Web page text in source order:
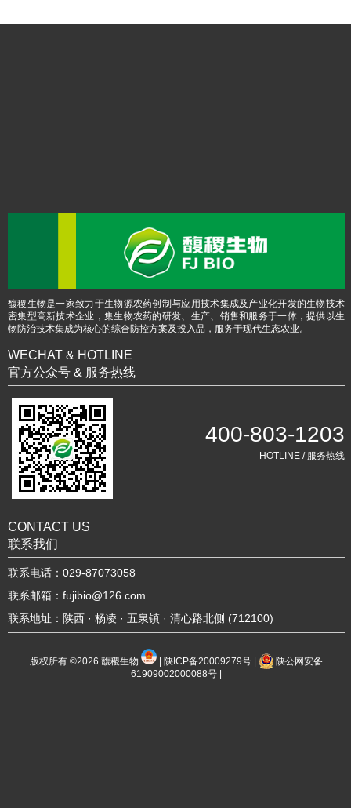
馥稷生物是一家致力于生物源农药创制与应用技术集成及产业化开发的生物技术
密集型高新技术企业，集生物农药的研发、生产、销售和服务于一体，提供以生
物防治技术集成为核心的综合防控方案及投入品，服务于现代生态农业。
WECHAT & HOTLINE
官方公众号 & 服务热线
400-803-1203
HOTLINE / 服务热线
CONTACT US
联系我们
联系电话：029-87073058
联系邮箱：fujibio@126.com
联系地址：陕西 · 杨凌 · 五泉镇 · 清心路北侧 (712100)
版权所有 ©2026馥稷生物 陕ICP备20009279号
陕公网安备
61909002000088号